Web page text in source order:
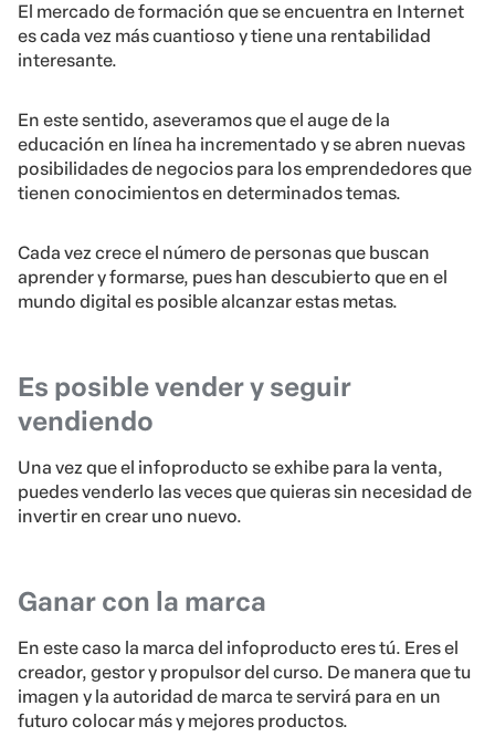
El mercado de formación que se encuentra en Internet
es cada vez más cuantioso y tiene una rentabilidad
interesante.
En este sentido, aseveramos que el auge de la
educación en línea ha incrementado y se abren nuevas
posibilidades de negocios para los emprendedores que
tienen conocimientos en determinados temas.
Cada vez crece el número de personas que buscan
aprender y formarse, pues han descubierto que en el
mundo digital es posible alcanzar estas metas.
Es posible vender y seguir
vendiendo
Una vez que el infoproducto se exhibe para la venta,
puedes venderlo las veces que quieras sin necesidad de
invertir en crear uno nuevo.
Ganar con la marca
En este caso la marca del infoproducto eres tú. Eres el
creador, gestor y propulsor del curso. De manera que tu
imagen y la autoridad de marca te servirá para en un
futuro colocar más y mejores productos.